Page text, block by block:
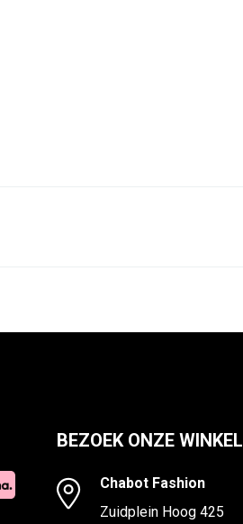
BEZOEK ONZE WINKEL
Chabot Fashion
Zuidplein Hoog 425